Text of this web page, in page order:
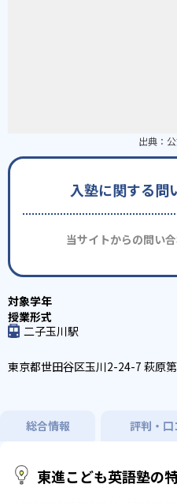
出典：
入塾に関する問
当サイトからの問い
二子玉川駅
東京都世田谷区玉川2-24-7 萩原
総合情報 評判・口
東進こども英語塾の